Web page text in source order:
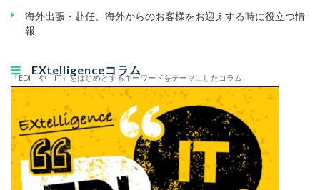
海外出張・赴任、海外からのお客様をお迎えする時に役立つ情
報
EXtelligenceコラム
「EDI」や「IT」をはじめとするキーワードをテーマにしたコラム